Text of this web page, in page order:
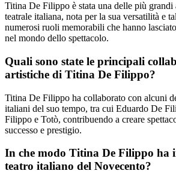
Titina De Filippo è stata una delle più grandi
teatrale italiana, nota per la sua versatilità e
numerosi ruoli memorabili che hanno
nel mondo dello spettacolo.
Quali sono state le principali
artistiche di Titina De Filippo?
Titina De Filippo ha collaborato con alcuni
italiani del suo tempo, tra cui Eduardo De
Filippo e Totò, contribuendo a creare
successo e prestigio.
In che modo Titina De Filippo ha
teatro italiano del Novecento?